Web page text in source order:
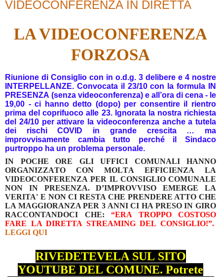
VIDEOCONFERENZA IN DIRETTA
LA VIDEOCONFERENZA
FORZOSA
Riunione di Consiglio con in o.d.g. 3 delibere e 4 nostre
INTERPELLANZE. Convocata il 23/10 con la formula IN
PRESENZA (senza videoconferenza) e all’ora di cena - le
19,00 - ci hanno detto (dopo) per consentire il rientro
prima del coprifuoco alle 23. Ignorata la nostra richiesta
del 24/10 per attivare la videoconferenza anche a tutela
dei rischi COVID in grande crescita … ma
improvvisamente cambia tutto perché il Sindaco
purtroppo ha un problema personale.
IN POCHE ORE GLI UFFICI COMUNALI HANNO
ORGANIZZATO CON MOLTA EFFICIENZA LA
VIDEOCONFERENZA PER IL CONSIGLIO COMUNALE
NON IN PRESENZA.D’IMPROVVISO EMERGE LA
VERITA' E NON CI RESTA CHE PRENDERE ATTO CHE
LA MAGGIORANZA PER 3 ANNI CI HA PRESO IN GIRO
RACCONTANDOCI CHE: “ERA TROPPO COSTOSO
FARE LA DIRETTA STREAMING DEL CONSIGLIO!”.
LEGGI QUI
RIVEDETEVELA SUL SITO
YOUTUBE DEL COMUNE. Potrete